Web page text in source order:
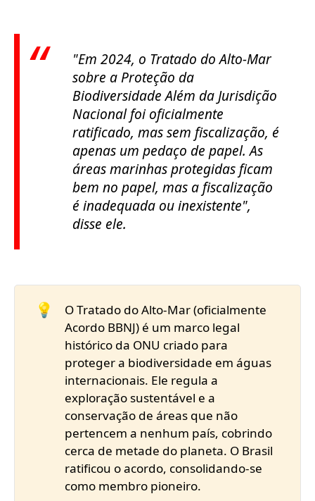
"Em 2024, o Tratado do Alto-Mar
sobre a Proteção da
Biodiversidade Além da Jurisdição
Nacional foi oficialmente
ratificado, mas sem fiscalização, é
apenas um pedaço de papel. As
áreas marinhas protegidas ficam
bem no papel, mas a fiscalização
é inadequada ou inexistente",
disse ele.
💡
O Tratado do Alto-Mar (oficialmente
Acordo BBNJ) é um marco legal
histórico da ONU criado para
proteger a biodiversidade em águas
internacionais. Ele regula a
exploração sustentável e a
conservação de áreas que não
pertencem a nenhum país, cobrindo
cerca de metade do planeta. O Brasil
ratificou o acordo, consolidando-se
como membro pioneiro.